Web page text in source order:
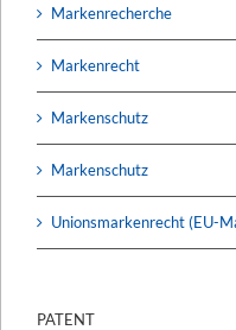
Markenrecherche
Markenrecht
Markenschutz
Markenschutz
Unionsmarkenrecht (EU-
PATENT